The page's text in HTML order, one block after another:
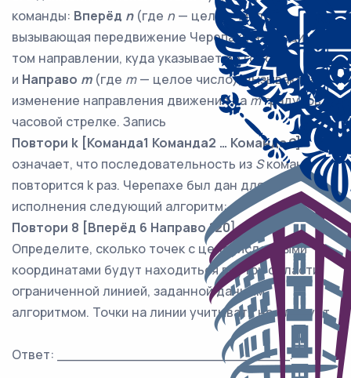
команды: Вперёд n(где n — целое число),
вызывающая передвижение Черепахи на
единиц в
том направлении, куда указывает её голова,
и Направо m(где m— целое число), вызывающая
изменение направления движения наmградусов по
часовой стрелке. Запись
Повтори k [Команда1 Команда2 … КомандаS]
означает, что последовательность из Sкоманд
повторится k раз. Черепахе был дан для
исполнения следующий алгоритм:
Повтори 8 [Вперёд 6 Направо 120]
Определите, сколько точек с целочисленными
координатами будут находиться внутри области,
ограниченной линией, заданной данным
алгоритмом. Точки на линии учитывать не следует.
Ответ: ___________________________.